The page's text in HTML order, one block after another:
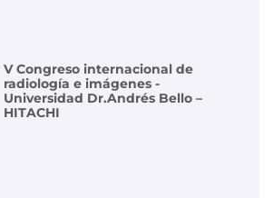
V Congreso internacional de
radiología e imágenes -
Universidad Dr.Andrés Bello –
HITACHI